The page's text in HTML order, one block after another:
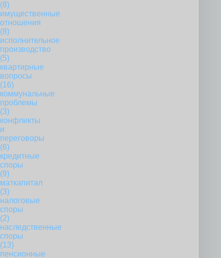
(8)
имущественные
отношения
(8)
исполнительное
производство
(5)
квартирные
вопросы
(16)
коммунальные
проблемы
(3)
конфликты
и
переговоры
(6)
кредитные
споры
(9)
маткапитал
(3)
налоговые
споры
(2)
наследственные
споры
(13)
пенсионные